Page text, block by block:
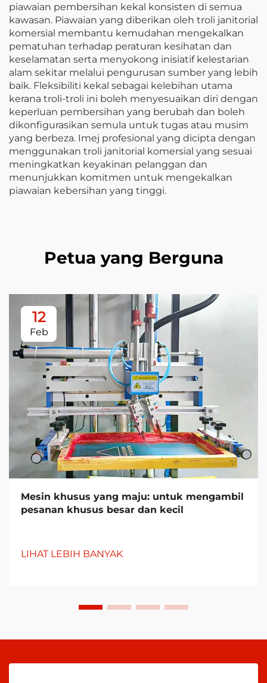
piawaian pembersihan kekal konsisten di semua
kawasan. Piawaian yang diberikan oleh troli janitorial
komersial membantu kemudahan mengekalkan
pematuhan terhadap peraturan kesihatan dan
keselamatan serta menyokong inisiatif kelestarian
alam sekitar melalui pengurusan sumber yang lebih
baik. Fleksibiliti kekal sebagai kelebihan utama
kerana troli-troli ini boleh menyesuaikan diri dengan
keperluan pembersihan yang berubah dan boleh
dikonfigurasikan semula untuk tugas atau musim
yang berbeza. Imej profesional yang dicipta dengan
menggunakan troli janitorial komersial yang sesuai
meningkatkan keyakinan pelanggan dan
menunjukkan komitmen untuk mengekalkan
piawaian kebersihan yang tinggi.
Petua yang Berguna
12
Feb
Mesin khusus yang maju: untuk mengambil
pesanan khusus besar dan kecil
LIHAT LEBIH BANYAK